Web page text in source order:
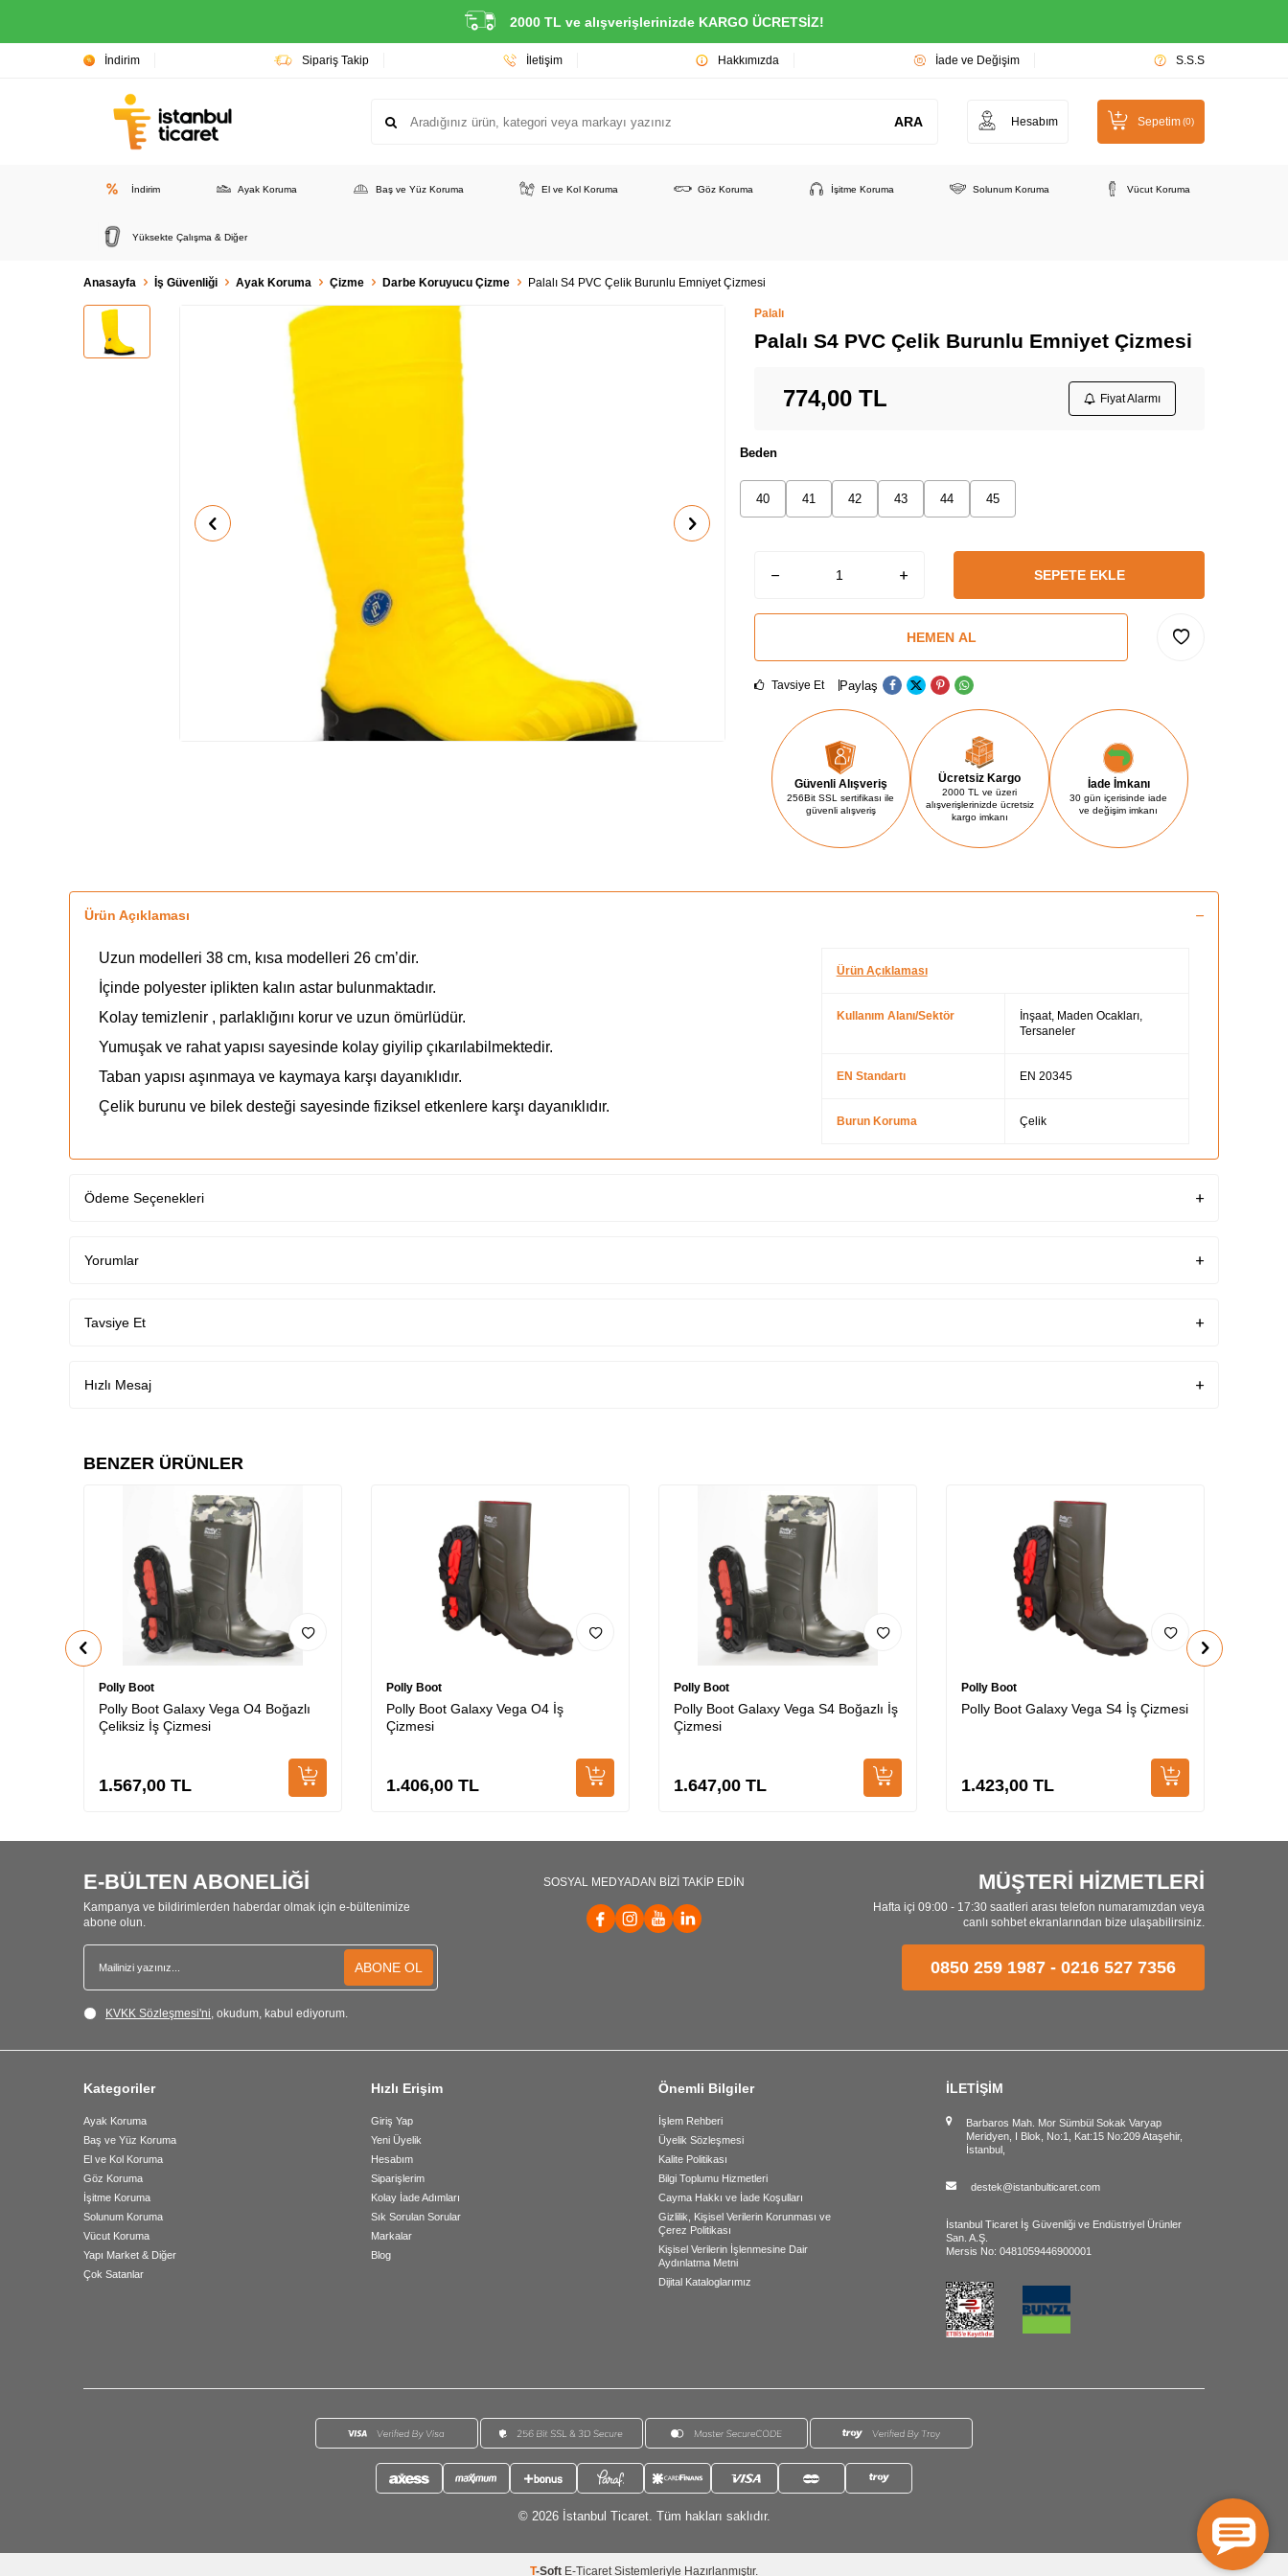
2000 TL ve alışverişlerinizde KARGO ÜCRETSİZ!
İndirim Sipariş Takip İletişim Hakkımızda İade ve Değişim S.S.S
ARA Hesabım Sepetim(0)
İndirim Ayak Koruma Baş ve Yüz Koruma El ve Kol Koruma Göz Koruma İşitme Koruma Solunum Koruma Vücut Koruma
Yüksekte Çalışma & Diğer
Anasayfa İş Güvenliği Ayak Koruma Çizme Darbe Koruyucu Çizme Palalı S4 PVC Çelik Burunlu Emniyet Çizmesi
Palalı
Palalı S4 PVC Çelik Burunlu Emniyet Çizmesi
774,00 TL Fiyat Alarmı
Beden
40 41 42 43 44 45
SEPETE EKLE
HEMEN AL
Tavsiye Et Paylaş
Güvenli Alışveriş
256Bit SSL sertifikası ile
güvenli alışveriş
Ücretsiz Kargo
2000 TL ve üzeri
alışverişlerinizde ücretsiz
kargo imkanı
İade İmkanı
30 gün içerisinde iade
ve değişim imkanı
Ürün Açıklaması
Uzun modelleri 38 cm, kısa modelleri 26 cm’dir.
İçinde polyester iplikten kalın astar bulunmaktadır.
Kolay temizlenir , parlaklığını korur ve uzun ömürlüdür.
Yumuşak ve rahat yapısı sayesinde kolay giyilip çıkarılabilmektedir.
Taban yapısı aşınmaya ve kaymaya karşı dayanıklıdır.
Çelik burunu ve bilek desteği sayesinde fiziksel etkenlere karşı dayanıklıdır.
Ürün Açıklaması
Kullanım Alanı/Sektör
İnşaat, Maden Ocakları,
Tersaneler
EN Standartı EN 20345
Burun Koruma Çelik
Ödeme Seçenekleri
Yorumlar
Tavsiye Et
Hızlı Mesaj
BENZER ÜRÜNLER
Polly Boot
Polly Boot Galaxy Vega O4 Boğazlı
Çeliksiz İş Çizmesi
1.567,00 TL
Polly Boot
Polly Boot Galaxy Vega O4 İş
Çizmesi
1.406,00 TL
Polly Boot
Polly Boot Galaxy Vega S4 Boğazlı İş
Çizmesi
1.647,00 TL
Polly Boot
Polly Boot Galaxy Vega S4 İş Çizmesi
1.423,00 TL
E-BÜLTEN ABONELİĞİ
Kampanya ve bildirimlerden haberdar olmak için e-bültenimize
abone olun.
ABONE OL
KVKK Sözleşmesi'ni , okudum, kabul ediyorum.
SOSYAL MEDYADAN BİZİ TAKİP EDİN MÜŞTERİ HİZMETLERİ
Hafta içi 09:00 - 17:30 saatleri arası telefon numaramızdan veya
canlı sohbet ekranlarından bize ulaşabilirsiniz.
0850 259 1987 - 0216 527 7356
Kategoriler
Ayak Koruma
Baş ve Yüz Koruma
El ve Kol Koruma
Göz Koruma
İşitme Koruma
Solunum Koruma
Vücut Koruma
Yapı Market & Diğer
Çok Satanlar
Hızlı Erişim
Giriş Yap
Yeni Üyelik
Hesabım
Siparişlerim
Kolay İade Adımları
Sık Sorulan Sorular
Markalar
Blog
Önemli Bilgiler
İşlem Rehberi
Üyelik Sözleşmesi
Kalite Politikası
Bilgi Toplumu Hizmetleri
Cayma Hakkı ve İade Koşulları
Gizlilik, Kişisel Verilerin Korunması ve
Çerez Politikası
Kişisel Verilerin İşlenmesine Dair
Aydınlatma Metni
Dijital Kataloglarımız
İLETİŞİM
Barbaros Mah. Mor Sümbül Sokak Varyap
Meridyen, I Blok, No:1, Kat:15 No:209 Ataşehir,
İstanbul,
destek@istanbulticaret.com
İstanbul Ticaret İş Güvenliği ve Endüstriyel Ürünler
San. A.Ş.
Mersis No: 0481059446900001
© 2026 İstanbul Ticaret. Tüm hakları saklıdır.
T-Soft E-Ticaret Sistemleriyle Hazırlanmıştır.